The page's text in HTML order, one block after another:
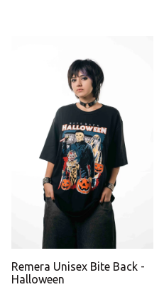
Remera Unisex Bite Back -
Halloween